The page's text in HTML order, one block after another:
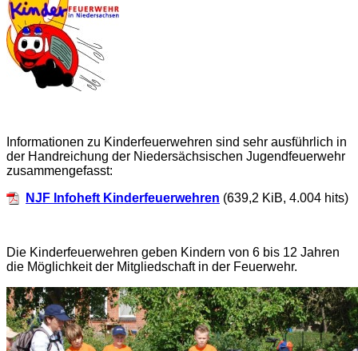
Informationen zu Kinderfeuerwehren sind sehr ausführlich in
der Handreichung der Niedersächsischen Jugendfeuerwehr
zusammengefasst:
NJF Infoheft Kinderfeuerwehren (639,2 KiB, 4.004 hits)
Die Kinderfeuerwehren geben Kindern von 6 bis 12 Jahren
die Möglichkeit der Mitgliedschaft in der Feuerwehr.